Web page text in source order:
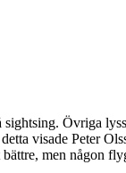
Övriga
visade Peter
men någon